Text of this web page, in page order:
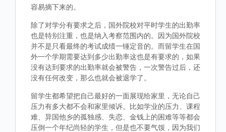
容易摘下来的。
除了对学分有要求之后，国外院校对平时学生的出勤率
也是特别注重，也是纳入考察范围内的。因为国外院校
并不是只看最终的考试成绩一锤定音的。而留学生在国
外一个学期需要达到多少出勤率这也是有要求的，如果
没有达到要求的出勤率就会被警告，一次警告过后，还
没有任何改变，那么也就会被退学了。
留学生都希望把自己最好的一面展现给家里，无论自己
压力有多大都不会和家里倾诉。比如学业的压力、课程
难、异国他乡的孤独感、失恋、金钱上的困难等等都会
压倒一个年纪尚轻的学生，但是也不要气馁，因为我们